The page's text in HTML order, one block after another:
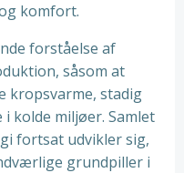
komfort.
forståelse af
såsom at
kropsvarme, stadig
kolde miljøer. Samlet
fortsat udvikler sig,
grundpiller i